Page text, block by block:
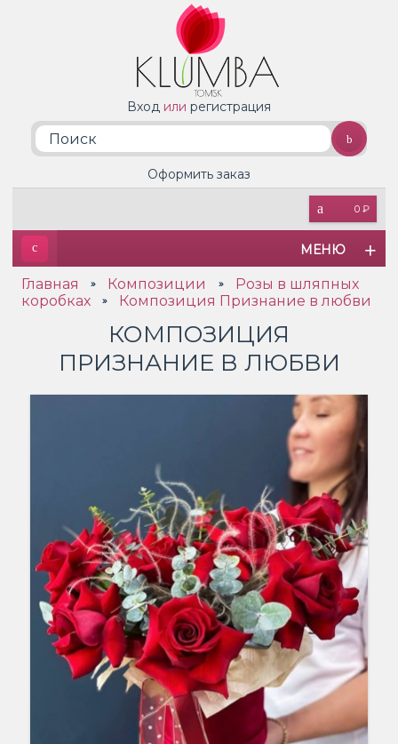
Вход или регистрация
0 ₽
Оформить заказ
МЕНЮ
Главная » Композиции »
Розы в шляпных
коробках
» Композиция Признание в любви
КОМПОЗИЦИЯ
ПРИЗНАНИЕ В ЛЮБВИ